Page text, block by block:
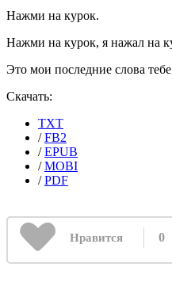
Нажми на курок.
Нажми на курок, я нажал на
Это мои последние слова
Скачать:
TXT
/FB2
/EPUB
/MOBI
/PDF
Нравится 0